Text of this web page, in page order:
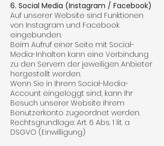
6. Social Media (Instagram / Facebook)
Auf unserer Website sind Funktionen
von Instagram und Facebook
eingebunden.
Beim Aufruf einer Seite mit Social-
Media-Inhalten kann eine Verbindung
zu den Servern der jeweiligen Anbieter
hergestellt werden.
Wenn Sie in Ihrem Social-Media-
Account eingeloggt sind, kann Ihr
Besuch unserer Website Ihrem
Benutzerkonto zugeordnet werden.
Rechtsgrundlage: Art. 6 Abs. 1 lit. a
DSGVO (Einwilligung)